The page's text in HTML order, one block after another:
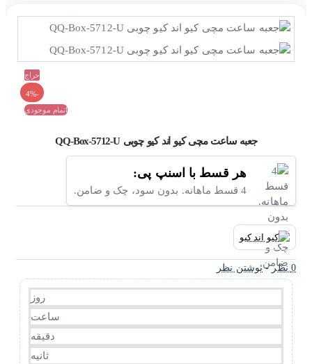
حراج
-4%
اتمام موجودی
جعبه ساعت مچی کیو اند کیو چوبی QQ-Box-5712-U
هر قسط با اسنپ پی:
4 قسط ماهانه. بدون سود، چک و ضامن.
0 نظر - نوشتن نظر
روز
ساعت
دقیقه
ثانیه